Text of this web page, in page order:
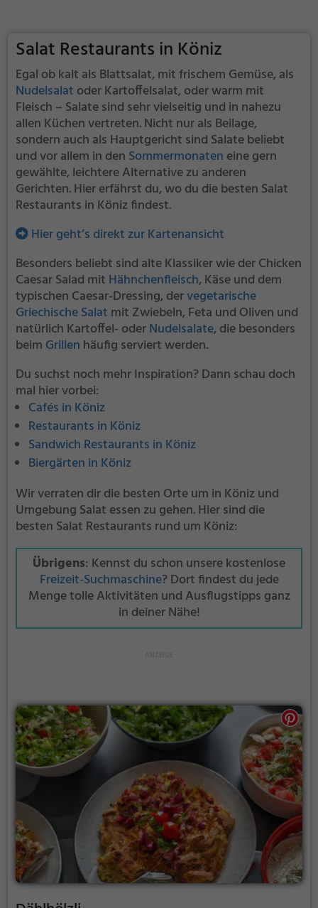
Salat Restaurants in Köniz
Egal ob kalt als Blattsalat, mit frischem Gemüse, als
Nudelsalat oder Kartoffelsalat, oder warm mit
Fleisch – Salate sind sehr vielseitig und in nahezu
allen Küchen vertreten. Nicht nur als Beilage,
sondern auch als Hauptgericht sind Salate beliebt
und vor allem in den Sommermonaten eine gern
gewählte, leichtere Alternative zu anderen
Gerichten. Hier erfährst du, wo du die besten Salat
Restaurants in Köniz findest.
Hier geht’s direkt zur Kartenansicht
Besonders beliebt sind alte Klassiker wie der Chicken
Caesar Salad mit Hähnchenfleisch, Käse und dem
typischen Caesar-Dressing, dervegetarische
Griechische Salat mit Zwiebeln, Feta und Oliven und
natürlich Kartoffel- oderNudelsalate, die besonders
beim Grillen häufig serviert werden.
Du suchst noch mehr Inspiration? Dann schau doch
mal hier vorbei:
Cafés in Köniz
Restaurants in Köniz
Sandwich Restaurants in Köniz
Biergärten in Köniz
Wir verraten dir die besten Orte um in Köniz und
Umgebung Salat essen zu gehen. Hier sind die
besten Salat Restaurants rund um Köniz:
Übrigens: Kennst du schon unsere kostenlose
Freizeit-Suchmaschine? Dort findest du jede
Menge tolle Aktivitäten und Ausflugstipps ganz
in deiner Nähe!